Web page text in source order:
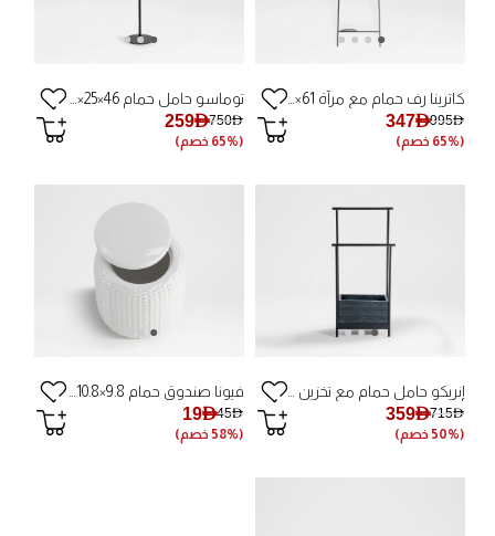
كاترينا رف حمام مع مرآة 61×180
347AED995AED
(65% خصم)
توماسو حامل حمام 46×25×111 سم
259AED750AED
(65% خصم)
إنريكو حامل حمام مع تخزين 41×84
359AED715AED
(50% خصم)
19AED45AED
(58% خصم)